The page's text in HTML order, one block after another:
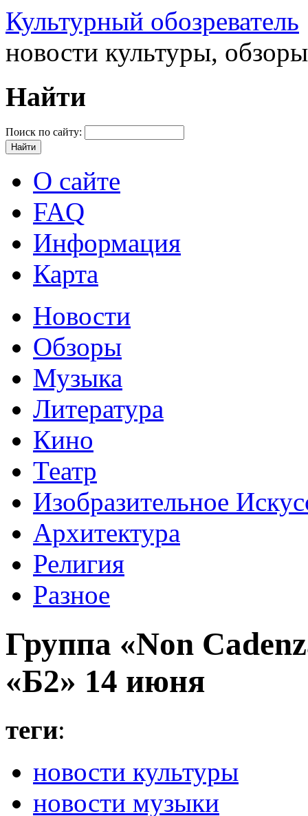
Культурный обозреватель
новости культуры,
Найти
Поиск по сайту:
О сайте
FAQ
Информация
Карта
Новости
Обзоры
Музыка
Литература
Кино
Театр
Изобразительное
Архитектура
Религия
Разное
Группа «Non
«Б2» 14 июня
теги:
новости культуры
новости музыки